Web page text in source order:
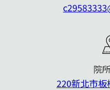
院
220新北市